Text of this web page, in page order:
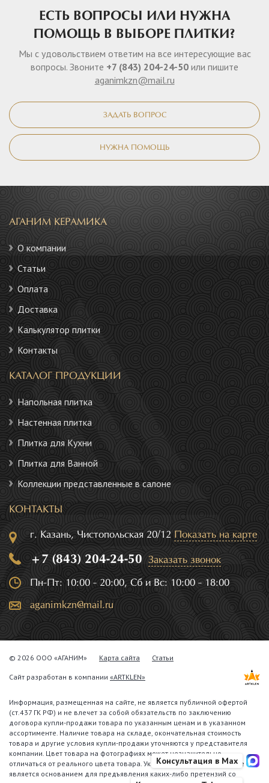
ЕСТЬ ВОПРОСЫ ИЛИ НУЖНА
ПОМОЩЬ В ВЫБОРЕ ПЛИТКИ?
Мы с удовольствием ответим на все интересующие вас
вопросы. Звоните +7 (843) 204-24-50 или пишите
aganimkzn@mail.ru
ЗАДАТЬ ВОПРОС
НУЖНА ПОМОЩЬ
АГАНИМ КЕРАМИКА
О компании
Статьи
Оплата
Доставка
Калькулятор плитки
Контакты
КАТАЛОГ ПРОДУКЦИИ
Напольная плитка
Настенная плитка
Плитка для Кухни
Плитка для Ванной
Коллекции представленные в салоне
КОНТАКТЫ
г. Казань, Чистопольская 20/12 Показать на карте
+7 (843) 204-24-50 Заказать звонок
Пн-Пт: 10:00 - 20:00, Сб и Вс: 10:00 - 18:00
aganimkzn@mail.ru
© 2026 ООО «АГАНИМ» Карта сайта Статьи
Сайт разработан в компании «ARTKLEN»
Информация, размещенная на сайте, не является публичной офертой
(ст.437 ГК РФ) и не влечет за собой обязательств по заключению
договора купли-продажи товара по указанным ценам и в указанном
ассортименте. Наличие товара на складе, окончательная стоимость
товара и другие условия купли-продажи уточняются у представителя
компании. Цвет товара на фотографиях может незначительно
отличаться от реального цвета товара. Указанное обстоятельство не
является основанием для предъявления каких-либо претензий со
Консультация в Max